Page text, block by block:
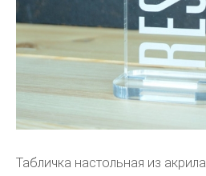
Табличка настольная из акрила